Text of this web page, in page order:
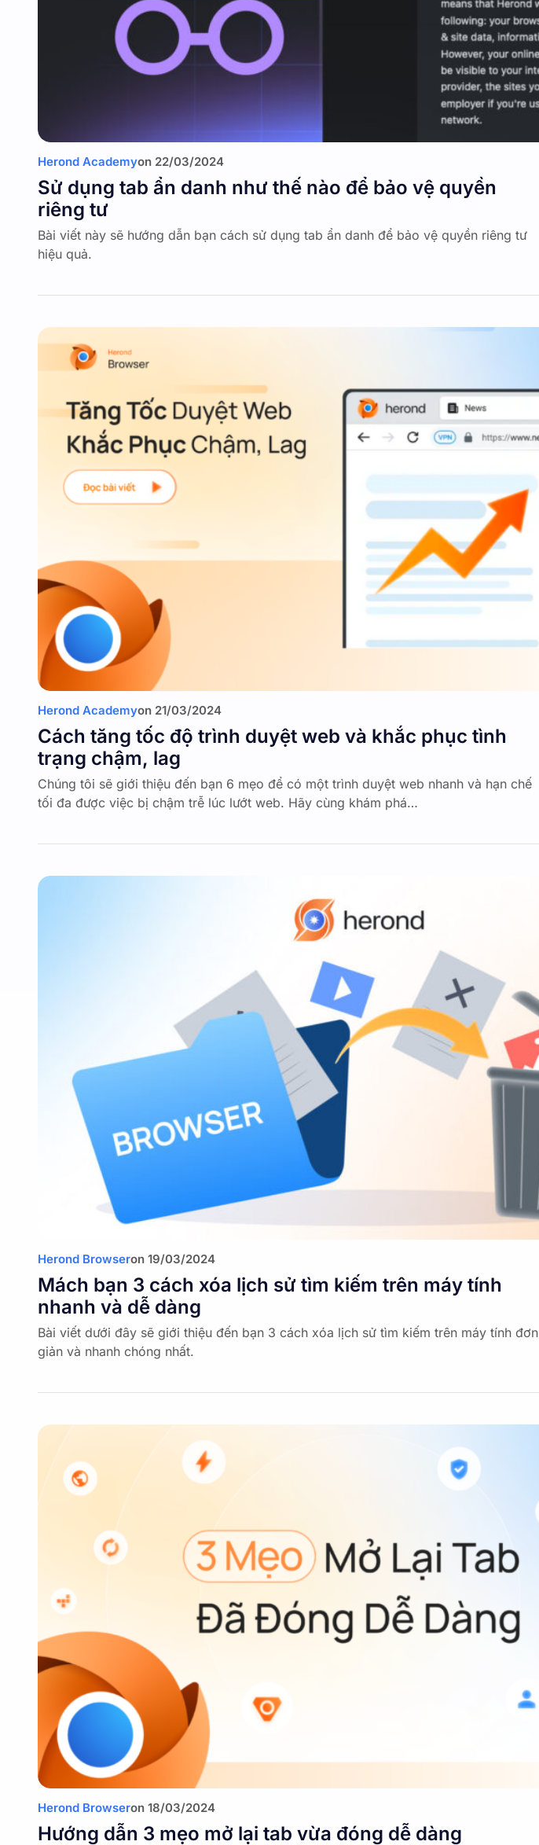
Herond Academyon 22/03/2024
Sử dụng tab ẩn danh như thế nào để bảo vệ quyền
riêng tư
Bài viết này sẽ hướng dẫn bạn cách sử dụng tab ẩn danh để bảo vệ quyền riêng tư
hiệu quả.
Herond Academyon 21/03/2024
Cách tăng tốc độ trình duyệt web và khắc phục tình
trạng chậm, lag
Chúng tôi sẽ giới thiệu đến bạn 6 mẹo để có một trình duyệt web nhanh và hạn chế
tối đa được việc bị chậm trễ lúc lướt web. Hãy cùng khám phá…
Herond Browseron 19/03/2024
Mách bạn 3 cách xóa lịch sử tìm kiếm trên máy tính
nhanh và dễ dàng
Bài viết dưới đây sẽ giới thiệu đến bạn 3 cách xóa lịch sử tìm kiếm trên máy tính đơn
giản và nhanh chóng nhất.
Herond Browseron 18/03/2024
Hướng dẫn 3 mẹo mở lại tab vừa đóng dễ dàng